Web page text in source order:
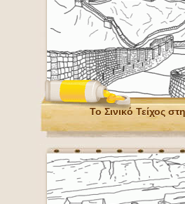
Το Σινικό Τείχος